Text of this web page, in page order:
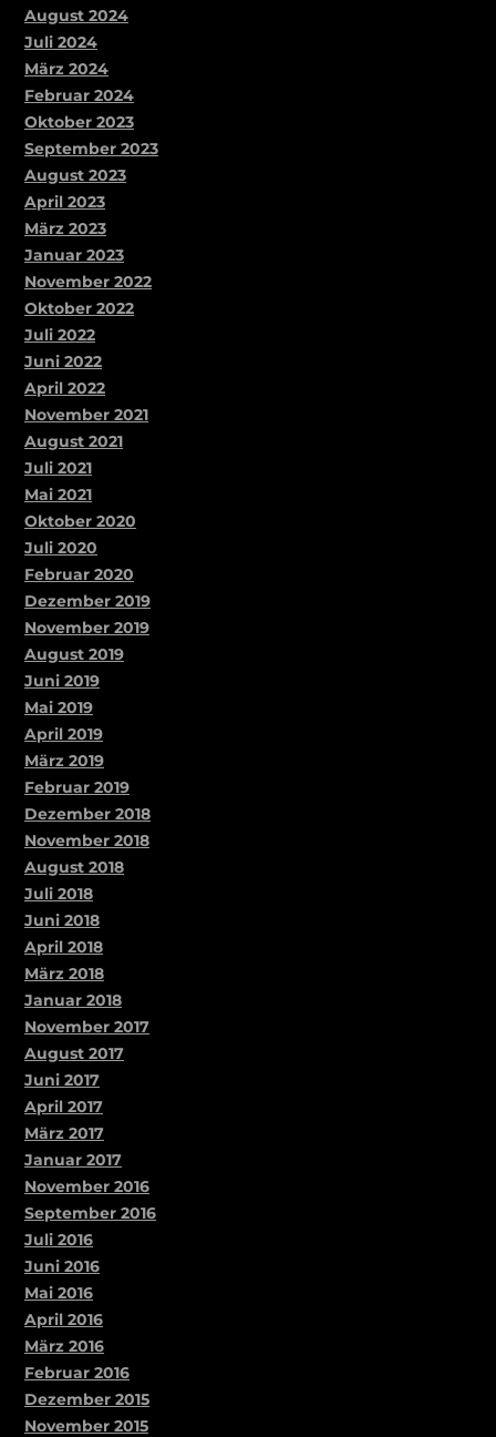
August 2024
Juli 2024
März 2024
Februar 2024
Oktober 2023
September 2023
August 2023
April 2023
März 2023
Januar 2023
November 2022
Oktober 2022
Juli 2022
Juni 2022
April 2022
November 2021
August 2021
Juli 2021
Mai 2021
Oktober 2020
Juli 2020
Februar 2020
Dezember 2019
November 2019
August 2019
Juni 2019
Mai 2019
April 2019
März 2019
Februar 2019
Dezember 2018
November 2018
August 2018
Juli 2018
Juni 2018
April 2018
März 2018
Januar 2018
November 2017
August 2017
Juni 2017
April 2017
März 2017
Januar 2017
November 2016
September 2016
Juli 2016
Juni 2016
Mai 2016
April 2016
März 2016
Februar 2016
Dezember 2015
November 2015